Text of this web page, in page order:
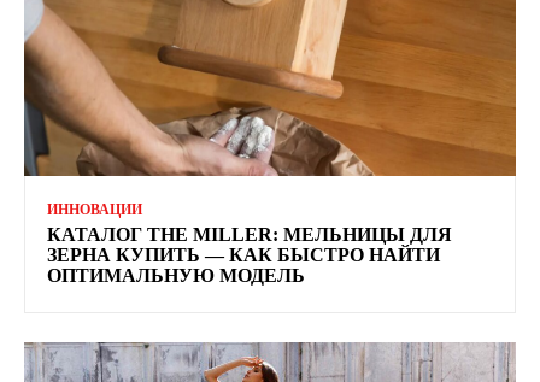
ИННОВАЦИИ
КАТАЛОГ THE MILLER: МЕЛЬНИЦЫ ДЛЯ
ЗЕРНА КУПИТЬ — КАК БЫСТРО НАЙТИ
ОПТИМАЛЬНУЮ МОДЕЛЬ